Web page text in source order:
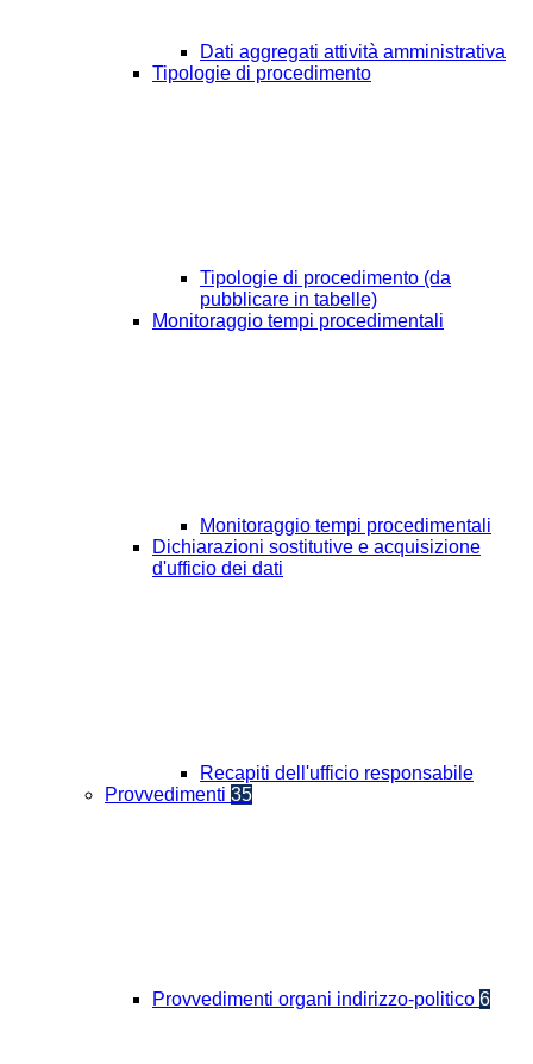
Dati aggregati attività amministrativa
Tipologie di procedimento
Tipologie di procedimento (da
pubblicare in tabelle)
Monitoraggio tempi procedimentali
Monitoraggio tempi procedimentali
Dichiarazioni sostitutive e acquisizione
d'ufficio dei dati
Recapiti dell'ufficio responsabile
Provvedimenti 35
Provvedimenti organi indirizzo-politico 6